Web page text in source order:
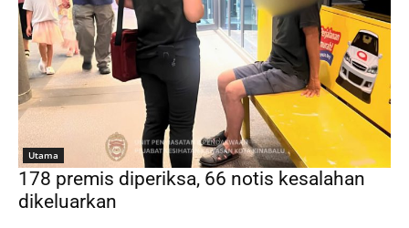
Utama
178 premis diperiksa, 66 notis kesalahan
dikeluarkan